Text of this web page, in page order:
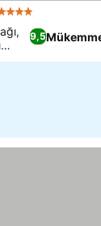
Yıldız
9,5